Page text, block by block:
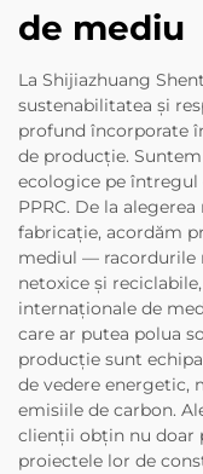
de mediu
La Shijiazhuang
sustenabilitatea și
profund încorporate
de producție.
ecologice pe
PPRC. De la
fabricație, acordăm
mediul — racordurile
netoxice și
internaționale de
care ar putea polua
producție sunt
de vedere energetic,
emisiile de carbon.
clienții obțin nu doar
proiectele lor de